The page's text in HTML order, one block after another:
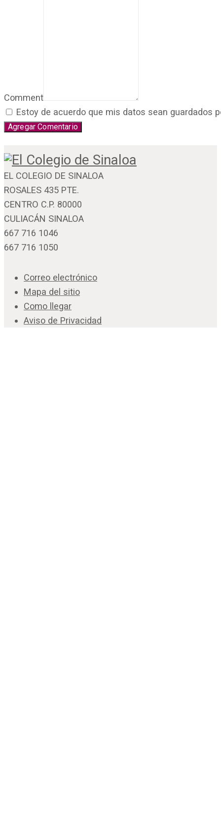
Comment
Estoy de acuerdo que mis datos sean guardados
EL COLEGIO DE SINALOA
ROSALES 435 PTE.
CENTRO C.P. 80000
CULIACÁN SINALOA
667 716 1046
667 716 1050
Correo electrónico
Mapa del sitio
Como llegar
Aviso de Privacidad